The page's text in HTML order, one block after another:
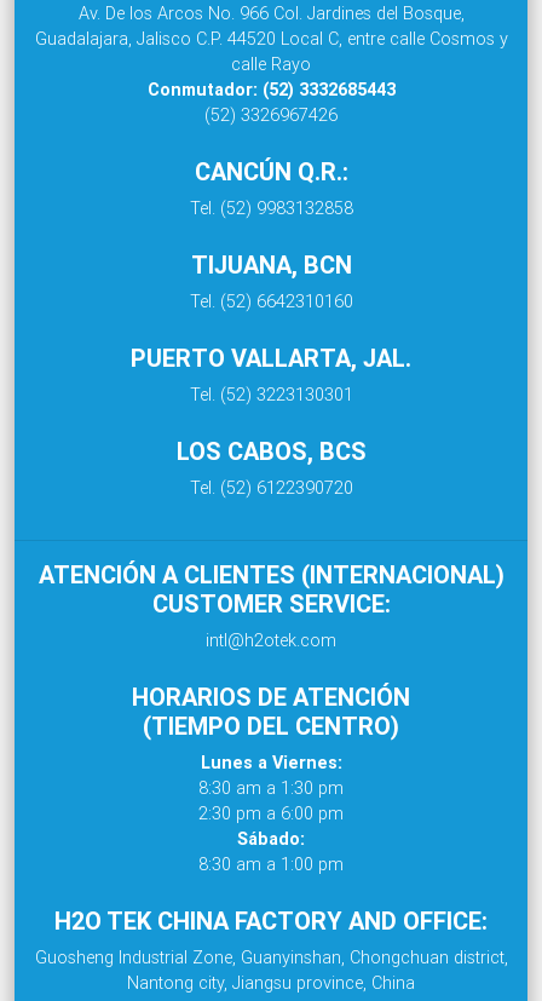
Av. De los Arcos No. 966 Col. Jardines del Bosque,
Guadalajara, Jalisco C.P. 44520 Local C, entre calle Cosmos y
calle Rayo
Conmutador: (52) 3332685443
(52) 3326967426
CANCÚN Q.R.:
Tel. (52) 9983132858
TIJUANA, BCN
Tel. (52) 6642310160
PUERTO VALLARTA, JAL.
Tel. (52) 3223130301
LOS CABOS, BCS
Tel. (52) 6122390720
ATENCIÓN A CLIENTES (INTERNACIONAL)
CUSTOMER SERVICE:
intl@h2otek.com
HORARIOS DE ATENCIÓN
(TIEMPO DEL CENTRO)
Lunes a Viernes:
8:30 am a 1:30 pm
2:30 pm a 6:00 pm
Sábado:
8:30 am a 1:00 pm
H2O TEK CHINA FACTORY AND OFFICE:
Guosheng Industrial Zone, Guanyinshan, Chongchuan district,
Nantong city, Jiangsu province, China